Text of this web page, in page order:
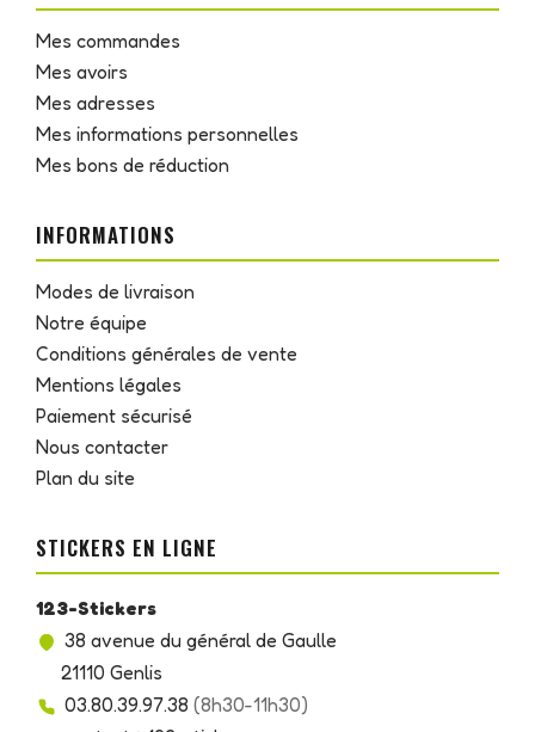
Mes commandes
Mes avoirs
Mes adresses
Mes informations personnelles
Mes bons de réduction
INFORMATIONS
Modes de livraison
Notre équipe
Conditions générales de vente
Mentions légales
Paiement sécurisé
Nous contacter
Plan du site
STICKERS EN LIGNE
123-Stickers
38 avenue du général de Gaulle
21110 Genlis
03.80.39.97.38 (8h30-11h30)